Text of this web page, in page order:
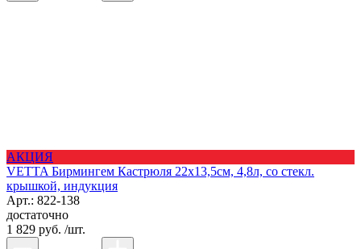
АКЦИЯ
VETTA Бирмингем Кастрюля 22х13,5см, 4,8л, со стекл.
крышкой, индукция
Арт.: 822-138
достаточно
1 829 руб. /шт.